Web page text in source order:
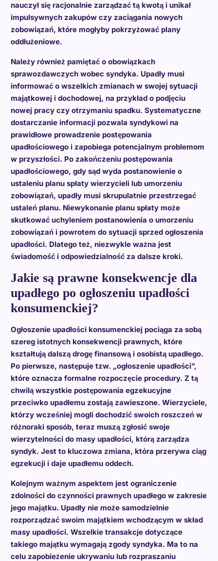
nauczył się racjonalnie zarządzać tą kwotą i unikał
impulsywnych zakupów czy zaciągania nowych
zobowiązań, które mogłyby pokrzyżować plany
oddłużeniowe.
Należy również pamiętać o obowiązkach
sprawozdawczych wobec syndyka. Upadły musi
informować o wszelkich zmianach w swojej sytuacji
majątkowej i dochodowej, na przykład o podjęciu
nowej pracy czy otrzymaniu spadku. Systematyczne
dostarczanie informacji pozwala syndykowi na
prawidłowe prowadzenie postępowania
upadłościowego i zapobiega potencjalnym problemom
w przyszłości. Po zakończeniu postępowania
upadłościowego, gdy sąd wyda postanowienie o
ustaleniu planu spłaty wierzycieli lub umorzeniu
zobowiązań, upadły musi skrupulatnie przestrzegać
ustaleń planu. Niewykonanie planu spłaty może
skutkować uchyleniem postanowienia o umorzeniu
zobowiązań i powrotem do sytuacji sprzed ogłoszenia
upadłości. Dlatego też, niezwykle ważna jest
świadomość i odpowiedzialność za dalsze kroki.
Jakie są prawne konsekwencje dla
upadłego po ogłoszeniu upadłości
konsumenckiej?
Ogłoszenie upadłości konsumenckiej pociąga za sobą
szereg istotnych konsekwencji prawnych, które
kształtują dalszą drogę finansową i osobistą upadłego.
Po pierwsze, następuje tzw. „ogłoszenie upadłości”,
które oznacza formalne rozpoczęcie procedury. Z tą
chwilą wszystkie postępowania egzekucyjne
przeciwko upadłemu zostają zawieszone. Wierzyciele,
którzy wcześniej mogli dochodzić swoich roszczeń w
różnoraki sposób, teraz muszą zgłosić swoje
wierzytelności do masy upadłości, którą zarządza
syndyk. Jest to kluczowa zmiana, która przerywa ciąg
egzekucji i daje upadłemu oddech.
Kolejnym ważnym aspektem jest ograniczenie
zdolności do czynności prawnych upadłego w zakresie
jego majątku. Upadły nie może samodzielnie
rozporządzać swoim majątkiem wchodzącym w skład
masy upadłości. Wszelkie transakcje dotyczące
takiego majątku wymagają zgody syndyka. Ma to na
celu zapobieżenie ukrywaniu lub rozpraszaniu